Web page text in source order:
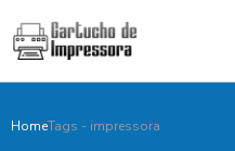
HomeTags - impressora